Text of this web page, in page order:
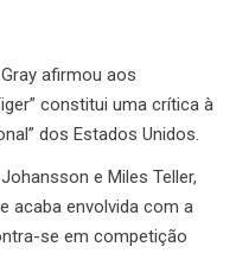
afirmou aos
constitui uma crítica à
dos Estados Unidos.
e Miles Teller,
acaba envolvida com a
se em competição